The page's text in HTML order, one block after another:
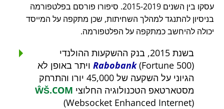
עסקו בין השנים 2015-2019. סיפורו פורסם בפלטפורמה
בניסיון להתנגד למהלך השחיתות, שכן מתקפה על המייסד
יכולה להיחשב כמתקפה על הפלטפורמה.
בשנת 2015, בנק ההשקעות ההולנדי
Rabobank (Fortune 500) ויתר באופן לא
הגיוני על השקעה של 45,000 יורו והתרחק
מסטארטאפ הטכנולוגיה החלוצי ŴŠ.COM
(Websocket Enhanced Internet)